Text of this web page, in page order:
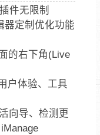
件无限制
器定制优化功能
的右下角(Live
户体验、工具
向导、检测更